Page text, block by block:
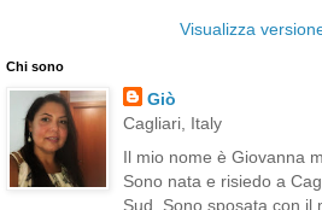
Visualizza
Chi sono
Giò
Cagliari, Italy
Il mio nome è Giovanna
Sono nata e risiedo a
Sud. Sono sposata con il